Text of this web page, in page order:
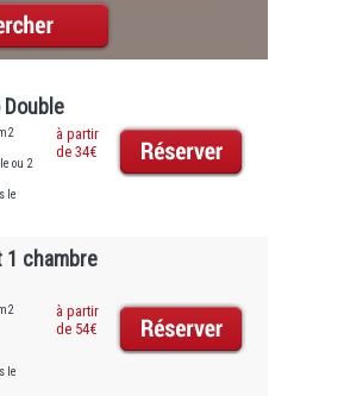
Double
ou 2
le
à partir
de 34€
1 chambre
le
à partir
de 54€